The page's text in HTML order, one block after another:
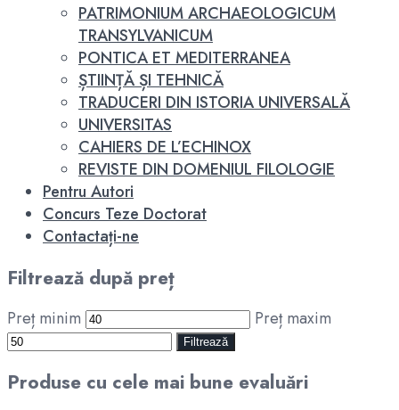
PATRIMONIUM ARCHAEOLOGICUM
TRANSYLVANICUM
PONTICA ET MEDITERRANEA
ȘTIINȚĂ ȘI TEHNICĂ
TRADUCERI DIN ISTORIA UNIVERSALĂ
UNIVERSITAS
CAHIERS DE L’ECHINOX
REVISTE DIN DOMENIUL FILOLOGIE
Pentru Autori
Concurs Teze Doctorat
Contactați-ne
Filtrează după preț
Preț minim Preț maxim
Filtrează
Produse cu cele mai bune evaluări